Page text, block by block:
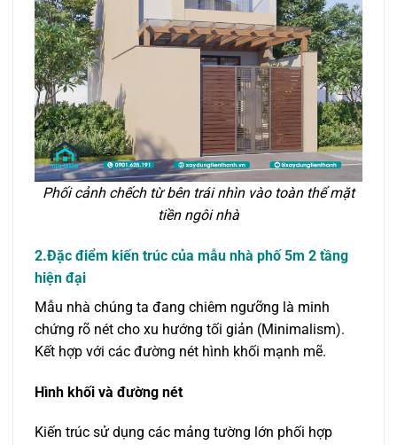
Phối cảnh chếch từ bên trái nhìn vào toàn thể mặt
tiền ngôi nhà
2.Đặc điểm kiến trúc của mẫu nhà phố 5m 2 tầng
hiện đại
Mẫu nhà chúng ta đang chiêm ngưỡng là minh
chứng rõ nét cho xu hướng tối giản (Minimalism).
Kết hợp với các đường nét hình khối mạnh mẽ.
Hình khối và đường nét
Kiến trúc sử dụng các mảng tường lớn phối hợp